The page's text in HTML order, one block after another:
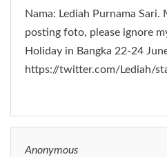
Nama: Lediah Purnama Sari.
posting foto, please ignore
Holiday in Bangka 22-24
https://twitter.com/Lediah/
Anonymous